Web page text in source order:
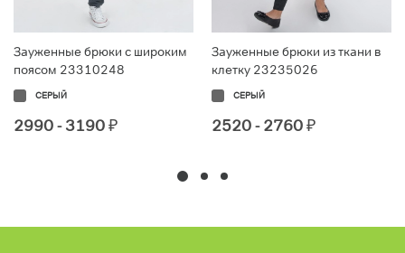
Зауженные брюки с широким
поясом 23310248
СЕРЫЙ
2990 - 3190₽
Зауженные брюки из ткани в
клетку 23235026
СЕРЫЙ
2520 - 2760₽